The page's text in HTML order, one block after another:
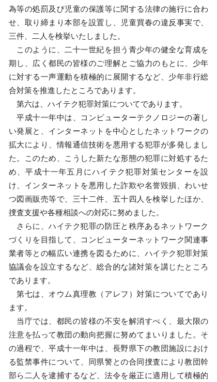
為等の処罰及び児童の保護等に関する法律の施行に合わ
せ、取り締まり本部を設置し、児童買春の違反事実で、
三件、二人を検挙いたしました。
このように、二十一世紀を担う青少年の健全な育成を
期し、広く都民の皆様のご理解とご協力のもとに、少年
に対する一声運動を積極的に展開するなど、少年非行総
合対策を推進したところであります。
第六は、ハイテク犯罪対策についてであります。
平成十一年中は、コンピューターテクノロジーの著し
い発展と、インターネットを中心としたネットワークの
拡大により、情報通信技術を悪用する犯罪が多発しまし
た。このため、こうした新たな形態の犯罪に対処するた
め、平成十一年五月にハイテク犯罪対策センターを設
け、インターネットを悪用した詐欺や名誉毀損、わいせ
つ図画販売等で、三十二件、五十四人を検挙したほか、
捜査支援や各種相談への対応に努めました。
さらに、ハイテク犯罪の防圧と秩序あるネットワーク
づくりを目指して、コンピューターネットワーク関連事
業者等との幅広い連携を図るために、ハイテク犯罪対策
協議会を設立するなど、総合的な諸対策を講じたところ
であります。
第七は、オウム真理教（アレフ）対策についてであり
ます。
当庁では、都民の皆様の不安を解消すべく、最大限の
注意を払って教団の動向把握に努めてまいりました。そ
の過程で、平成十一年中は、長野県下の教団施設におけ
る監禁事件について、同県警との合同捜査により教団幹
部ら二人を逮捕するなど、法令を厳正に適用して積極的